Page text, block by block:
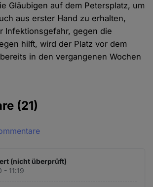
Gläubigen auf dem Petersplatz, um
aus erster Hand zu erhalten,
Infektionsgefahr, gegen die
hilft, wird der Platz vor dem
in den vergangenen Wochen
(21)
(nicht überprüft)
11:19